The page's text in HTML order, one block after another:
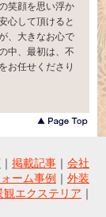
笑顔を思い浮か
心して頂けると
、大きなお心で
中、最初は、不
お任せくださり
掲載記事
会社
ーム事例
外装
観エクステリア